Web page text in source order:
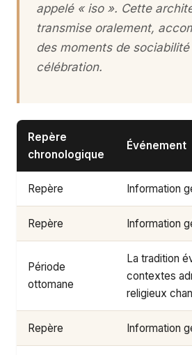
appelé « iso ». Cette
transmise oralement,
des moments de
célébration.
Repère
chronologique
Événement
Repère Information
Repère Information
Période
ottomane
La tradition
contextes
religieux
Repère Information